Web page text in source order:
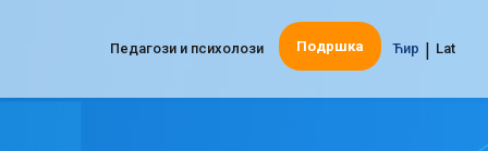
Ћир | Lat
Педагози и психолози Подршка